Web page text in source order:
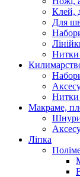
Клей,
Для
Нитки
Нитки
Макраме,
Ліпка